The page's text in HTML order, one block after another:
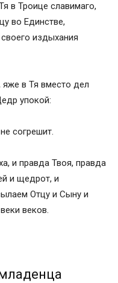
в Троице славимаго,
во Единстве,
издыхания
яже в Тя вместо дел
упокой:
согрешит.
и правда Твоя, правда
и щедрот, и
Отцу и Сыну и
веков.